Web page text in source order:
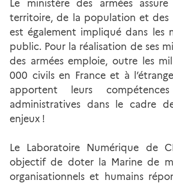
Le ministère des armées
territoire, de la population et des
est également impliqué dans les
public. Pour la réalisation de ses
des armées emploie, outre les
000 civils en France et à
apportent leurs
administratives dans le cadre
enjeux !
Le Laboratoire Numérique de
objectif de doter la Marine de
organisationnels et humains